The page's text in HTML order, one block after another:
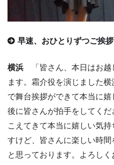
早速、おひとりずつご挨拶
横浜 「皆さん、本日はお越
ます。霜介役を演じました
で舞台挨拶ができて本当に
後に皆さんが拍手をしてく
こえてきて本当に嬉しい気
すけど、皆さんに楽しい時
と思っております。よろしく